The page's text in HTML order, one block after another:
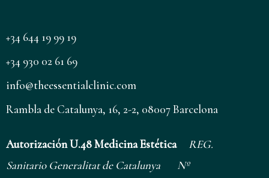
+34 644 19 99 19
+34 930 02 61 69
info@theessentialclinic.com
Rambla de Catalunya, 16, 2-2, 08007 Barcelona
Autorización U.48 Medicina Estética REG.
Sanitario Generalitat de Catalunya Nº